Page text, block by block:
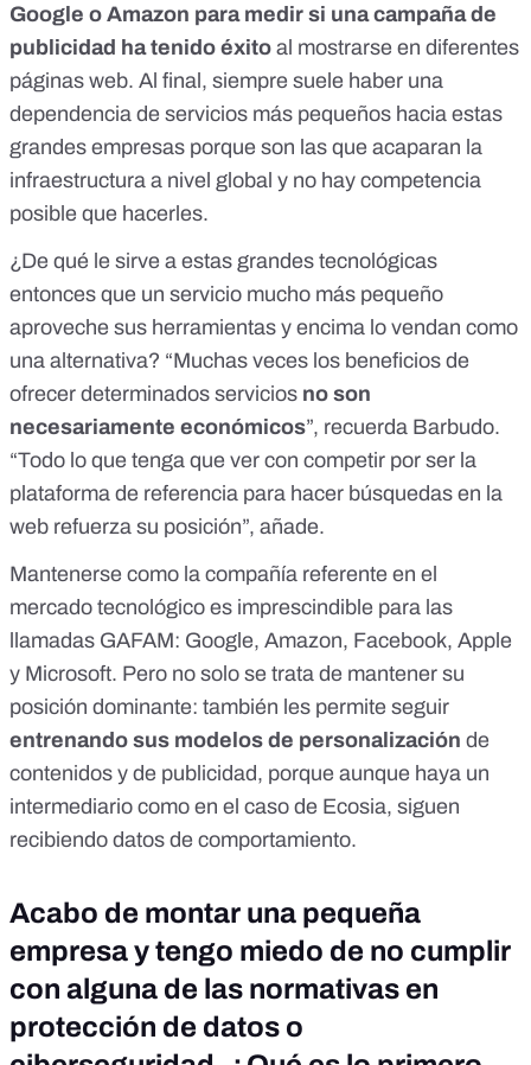
Google o Amazon para medir si una campaña de
publicidad ha tenido éxito al mostrarse en diferentes
páginas web. Al final, siempre suele haber una
dependencia de servicios más pequeños hacia estas
grandes empresas porque son las que acaparan la
infraestructura a nivel global y no hay competencia
posible que hacerles.
¿De qué le sirve a estas grandes tecnológicas
entonces que un servicio mucho más pequeño
aproveche sus herramientas y encima lo vendan como
una alternativa? “Muchas veces los beneficios de
ofrecer determinados servicios no son
necesariamente económicos”, recuerda Barbudo.
“Todo lo que tenga que ver con competir por ser la
plataforma de referencia para hacer búsquedas en la
web refuerza su posición”, añade.
Mantenerse como la compañía referente en el
mercado tecnológico es imprescindible para las
llamadas GAFAM: Google, Amazon, Facebook, Apple
y Microsoft. Pero no solo se trata de mantener su
posición dominante: también les permite seguir
entrenando sus modelos de personalización de
contenidos y de publicidad, porque aunque haya un
intermediario como en el caso de Ecosia, siguen
recibiendo datos de comportamiento.
Acabo de montar una pequeña
empresa y tengo miedo de no cumplir
con alguna de las normativas en
protección de datos o